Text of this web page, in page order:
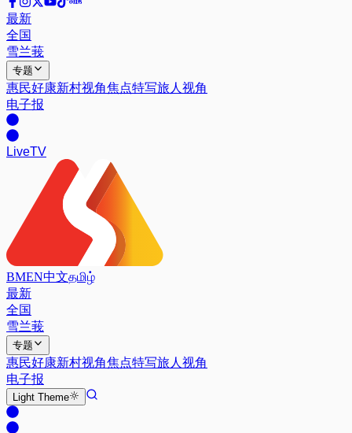
最新
全国
雪兰莪
专题
惠民好康新村视角焦点特写旅人视角
电子报
LiveTV
BMEN中文தமிழ்
最新
全国
雪兰莪
专题
惠民好康新村视角焦点特写旅人视角
电子报
Light Theme